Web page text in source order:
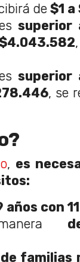
de $1
superior
superior
, se
, es
años con
familias